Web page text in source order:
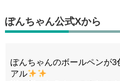
ぽんちゃん公式Xから
ぽんちゃんのボールペンが
アル